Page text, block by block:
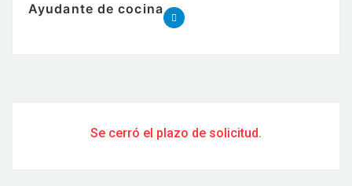
Ayudante de cocina
Se cerró el plazo de solicitud.